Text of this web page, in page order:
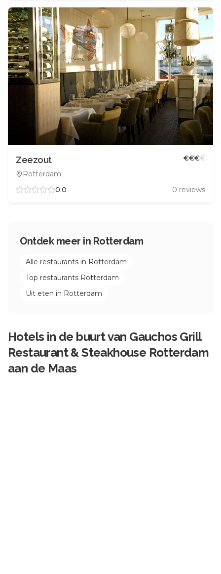
Zeezout
Rotterdam
€€€€
0.0 0 reviews
Ontdek meer in Rotterdam
Alle restaurants in Rotterdam
Top restaurants Rotterdam
Uit eten in Rotterdam
Hotels in de buurt van Gauchos Grill
Restaurant & Steakhouse Rotterdam
aan de Maas